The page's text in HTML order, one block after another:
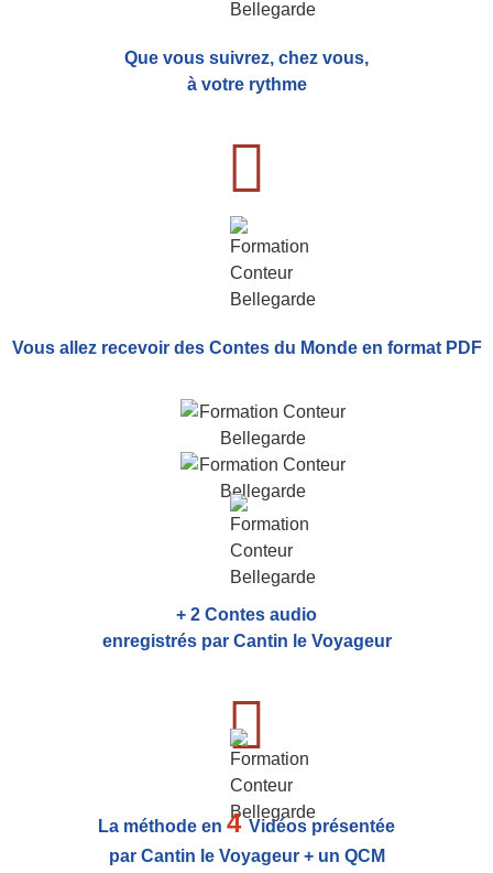
Que vous suivrez, chez vous,
à votre rythme
Vous allez recevoir des Contes du Monde en format PDF
+ 2 Contes audio
enregistrés par Cantin le Voyageur
La méthode en 4Vidéos présentée
par Cantin le Voyageur + un QCM